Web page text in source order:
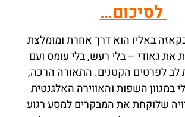
לסיכום…
באליו הוא דרך אחרת ומומלצת
את גאודי – בלי רעש, בלי עומס ועם
לפרטים הקטנים. התאורה הרכה,
במגוון השפות והאווירה האלגנטית
שלוקחת את המבקרים למסע רגוע